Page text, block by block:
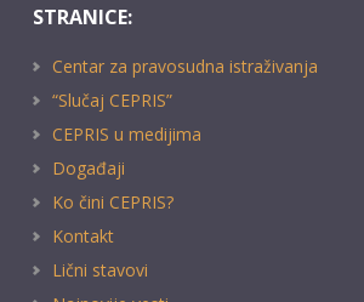
STRANICE:
Centar za pravosudna istraživanja
“Slučaj CEPRIS”
CEPRIS u medijima
Događaji
Ko čini CEPRIS?
Kontakt
Lični stavovi